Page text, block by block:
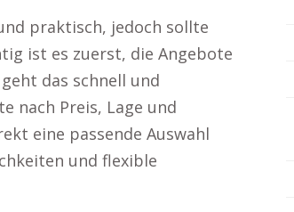
praktisch, jedoch sollte
ist es zuerst, die Angebote
das schnell und
nach Preis, Lage und
eine passende Auswahl
und flexible